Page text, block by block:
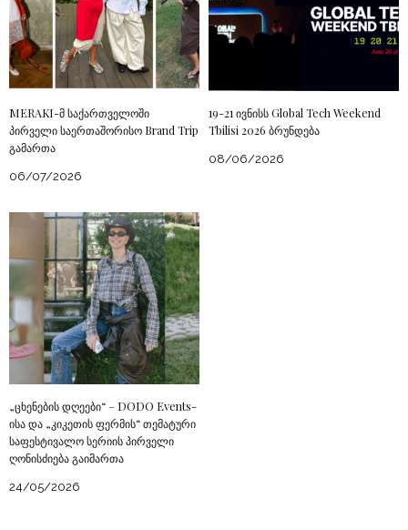
MERAKI-მ საქართველოში
პირველი საერთაშორისო Brand Trip
გამართა
06/07/2026
19-21 ივნისს Global Tech Weekend
Tbilisi 2026 ბრუნდება
08/06/2026
„ცხენების დღეები“ – DODO Events-
ისა და „კიკეთის ფერმის“ თემატური
საფესტივალო სერიის პირველი
ღონისძიება გაიმართა
24/05/2026